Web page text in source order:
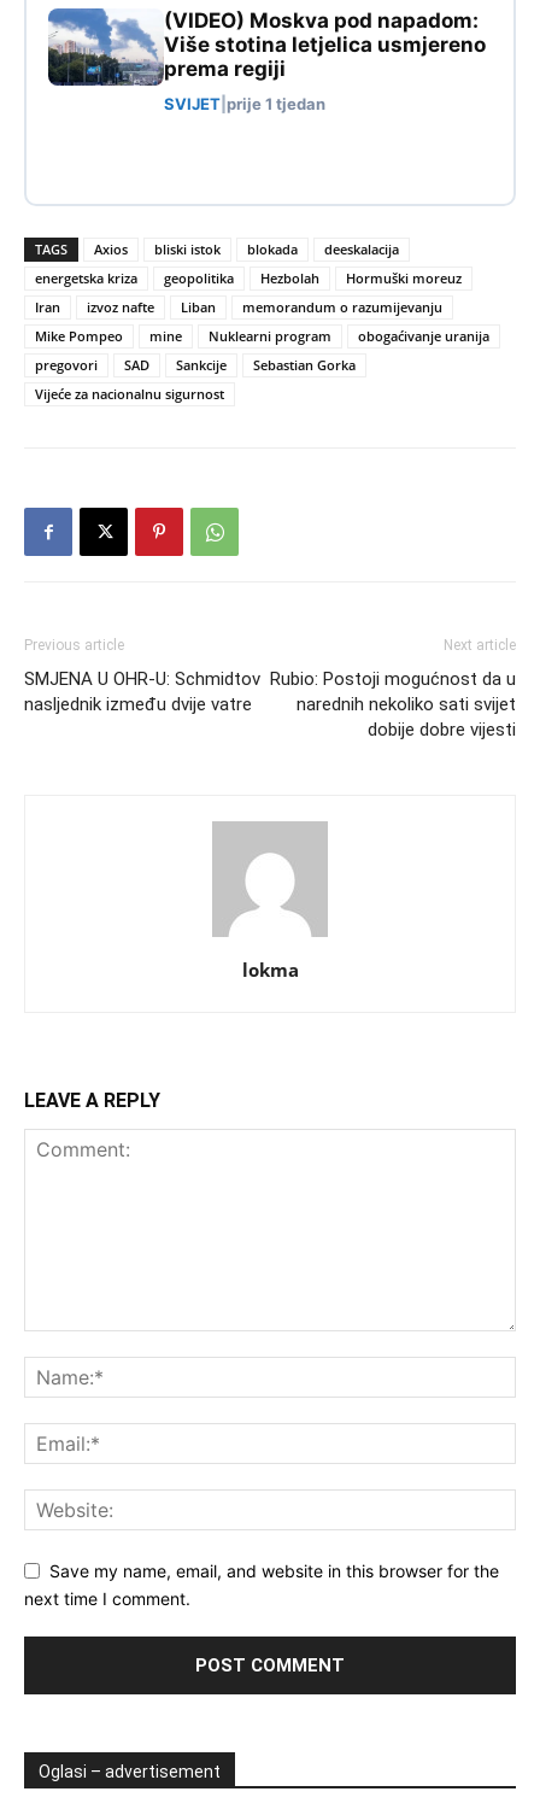
(VIDEO) Moskva pod napadom:
Više stotina letjelica usmjereno
prema regiji
SVIJET prije 1 tjedan
TAGS Axios bliski istok blokada
deeskalacija
energetska kriza
geopolitika Hezbolah
Hormuški moreuz
Iran
izvoz nafte Liban
memorandum o razumijevanju
Mike Pompeo
mine Nuklearni program
obogaćivanje uranija
pregovori
SAD Sankcije
Sebastian Gorka
Vijeće za nacionalnu sigurnost
Previous article
SMJENA U OHR-U: Schmidtov
nasljednik između dvije vatre
Next article
Rubio: Postoji mogućnost da u
narednih nekoliko sati svijet
dobije dobre vijesti
lokma
LEAVE A REPLY
Save my name, email, and website in this browser for the
next time I comment.
Oglasi – advertisement